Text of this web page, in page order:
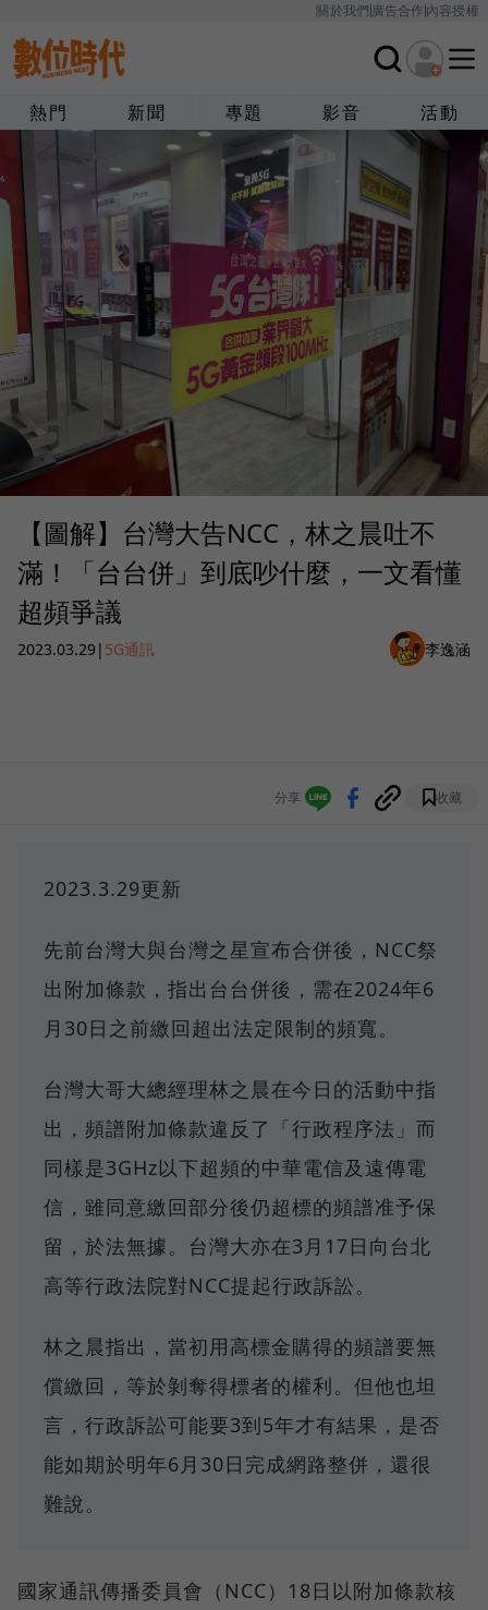
關於我們廣告合作內容授權
熱門 新聞 專題 影音 活動
【圖解】台灣大告NCC，林之晨吐不
滿！「台台併」到底吵什麼，一文看懂
超頻爭議
2023.03.29| 5G通訊 李逸涵
分享 收藏
2023.3.29更新
先前台灣大與台灣之星宣布合併後，NCC祭
出附加條款，指出台台併後，需在2024年6
月30日之前繳回超出法定限制的頻寬。
台灣大哥大總經理林之晨在今日的活動中指
出，頻譜附加條款違反了「行政程序法」而
同樣是3GHz以下超頻的中華電信及遠傳電
信，雖同意繳回部分後仍超標的頻譜准予保
留，於法無據。台灣大亦在3月17日向台北
高等行政法院對NCC提起行政訴訟。
林之晨指出，當初用高標金購得的頻譜要無
償繳回，等於剝奪得標者的權利。但他也坦
言，行政訴訟可能要3到5年才有結果，是否
能如期於明年6月30日完成網路整併，還很
難說。
國家通訊傳播委員會（NCC）18日以附加條款核